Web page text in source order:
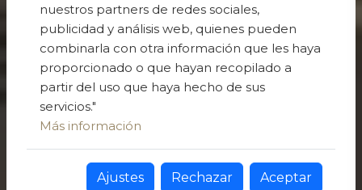
nuestros partners de redes sociales,
publicidad y análisis web, quienes pueden
combinarla con otra información que les haya
proporcionado o que hayan recopilado a
partir del uso que haya hecho de sus
servicios."
Más información
Ajustes Rechazar Aceptar